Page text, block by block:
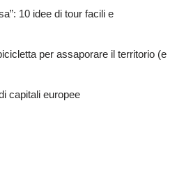
10 idee di tour facili e
per assaporare il territorio (e
capitali europee